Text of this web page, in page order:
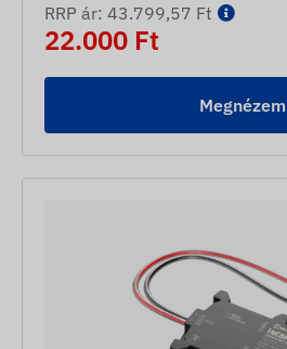
RRP ár: 43.799,57 Ft
22.000 Ft
Megnézem